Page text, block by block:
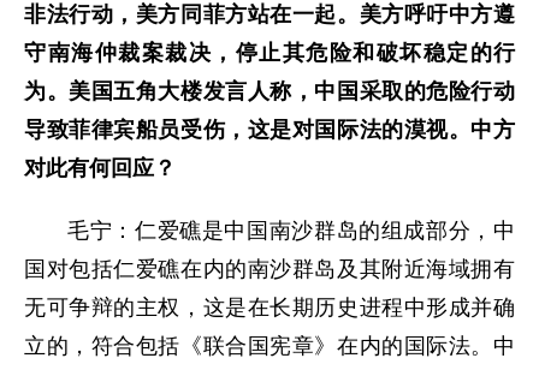
非法行动，美方同菲方站在一起。美方呼吁中方遵
守南海仲裁案裁决，停止其危险和破坏稳定的行
为。美国五角大楼发言人称，中国采取的危险行动
导致菲律宾船员受伤，这是对国际法的漠视。中方
对此有何回应？
毛宁：仁爱礁是中国南沙群岛的组成部分，中
国对包括仁爱礁在内的南沙群岛及其附近海域拥有
无可争辩的主权，这是在长期历史进程中形成并确
立的，符合包括《联合国宪章》在内的国际法。中